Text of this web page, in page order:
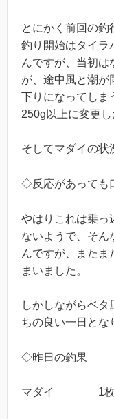
とにかく前回の釣
釣り開始はタイラ
んですが、当初は
が、途中風と潮が
下りになってしま
250g以上に変更し
そしてマダイの状
◇反応があっても
やはりこれは乗っ
ないようで、そん
んですが、またま
まいました。
しかしながらベ
ちの良い一日とな
◇昨日の釣果
マダイ 1枚